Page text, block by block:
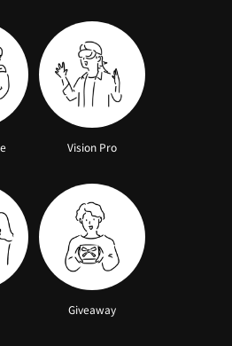
Vision Pro
Giveaway